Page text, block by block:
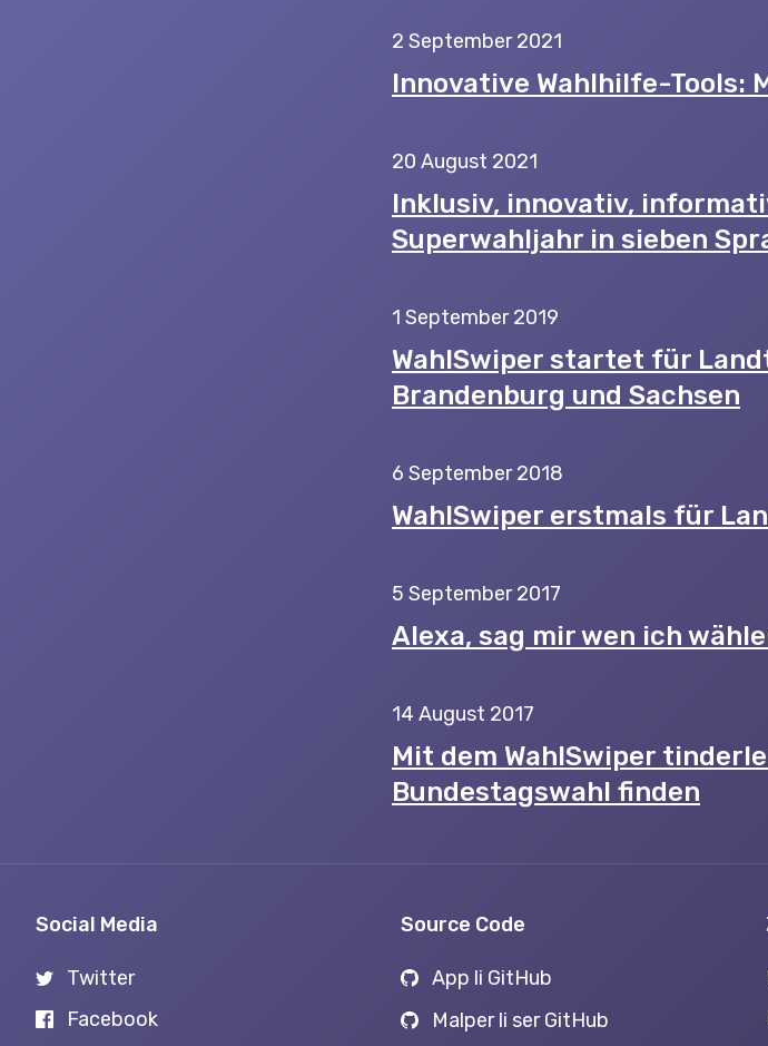
2 September 2021
Innovative Wahlhilfe-Tools:
20 August 2021
Inklusiv, innovativ,
Superwahljahr in sieben
1 September 2019
WahlSwiper startet für
Brandenburg und Sachsen
6 September 2018
WahlSwiper erstmals für
5 September 2017
Alexa, sag mir wen ich
14 August 2017
Mit dem WahlSwiper
Bundestagswahl finden
Social Media
Twitter
Facebook
Source Code
App li GitHub
Malper li ser GitHub